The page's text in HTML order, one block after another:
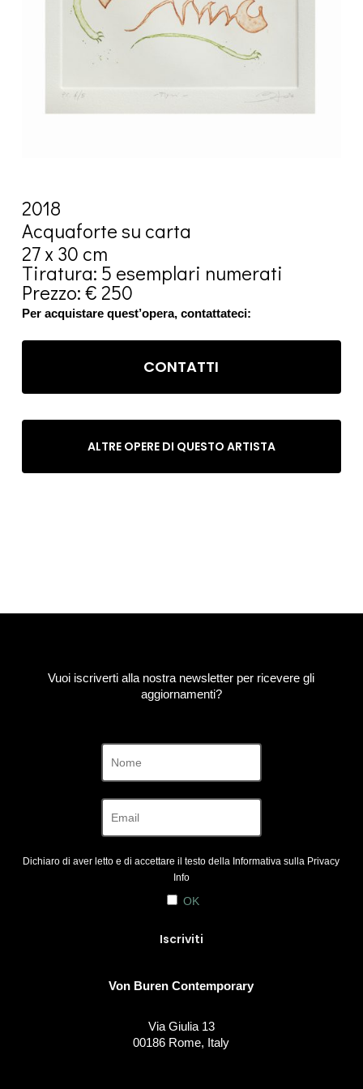
2018
Acquaforte su carta
27 x 30 cm
Tiratura: 5 esemplari numerati
Prezzo: € 250
Per acquistare quest’opera, contattateci:
CONTATTI
ALTRE OPERE DI QUESTO ARTISTA
Vuoi iscriverti alla nostra newsletter per ricevere gli
aggiornamenti?
Dichiaro di aver letto e di accettare il testo della Informativa sulla Privacy
Info
OK
Von Buren Contemporary
Via Giulia 13
00186 Rome, Italy